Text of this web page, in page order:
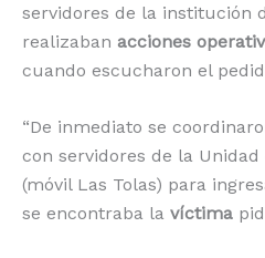
servidores de la institución
realizaban acciones
cuando escucharon el
“De inmediato se
con servidores de la
(móvil Las Tolas) para
se encontraba la víctima